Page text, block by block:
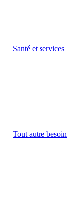
Santé et services
Tout autre besoin